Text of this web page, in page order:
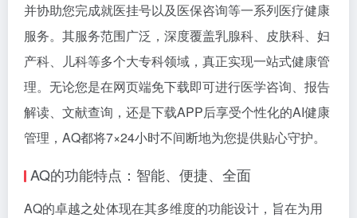
并协助您完成就医挂号以及医保咨询等一系列医疗健康
服务。其服务范围广泛，深度覆盖乳腺科、皮肤科、妇
产科、儿科等多个大专科领域，真正实现一站式健康管
理。无论您是在网页端免下载即可进行医学咨询、报告
解读、文献查询，还是下载APP后享受个性化的AI健康
管理，AQ都将7×24小时不间断地为您提供贴心守护。
AQ的功能特点：智能、便捷、全面
AQ的卓越之处体现在其多维度的功能设计，旨在为用